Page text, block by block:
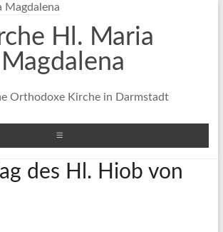
Hl. Maria
Magdalena
Orthodoxe Kirche in Darmstadt
des Hl. Hiob von